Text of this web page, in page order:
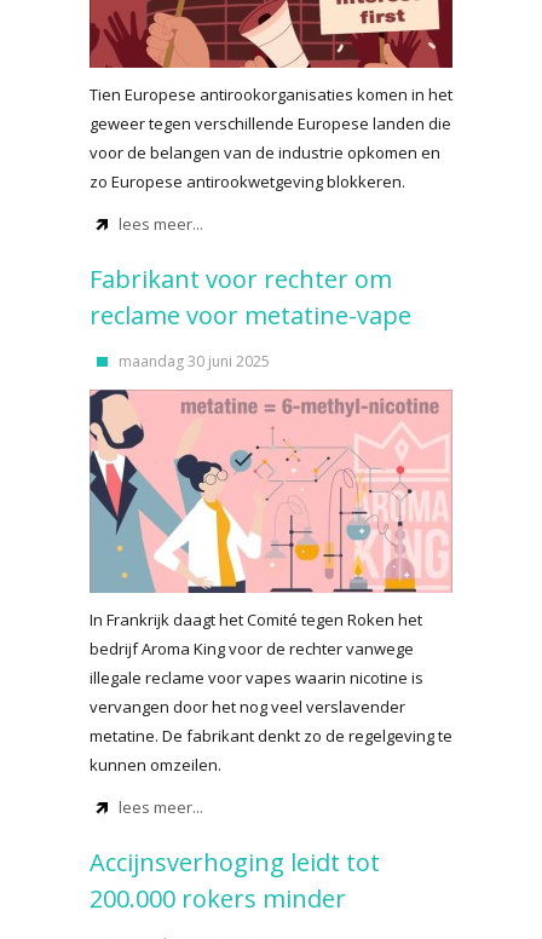
Tien Europese antirookorganisaties komen in het
geweer tegen verschillende Europese landen die
voor de belangen van de industrie opkomen en
zo Europese antirookwetgeving blokkeren.
lees meer...
Fabrikant voor rechter om
reclame voor metatine-vape
maandag 30 juni 2025
In Frankrijk daagt het Comité tegen Roken het
bedrijf Aroma King voor de rechter vanwege
illegale reclame voor vapes waarin nicotine is
vervangen door het nog veel verslavender
metatine. De fabrikant denkt zo de regelgeving te
kunnen omzeilen.
lees meer...
Accijnsverhoging leidt tot
200.000 rokers minder